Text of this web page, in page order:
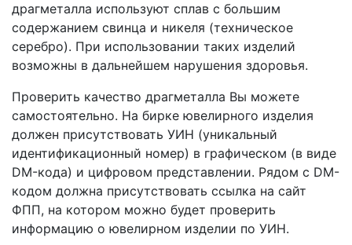
драгметалла используют сплав с большим
содержанием свинца и никеля (техническое
серебро). При использовании таких изделий
возможны в дальнейшем нарушения здоровья.
Проверить качество драгметалла Вы можете
самостоятельно. На бирке ювелирного изделия
должен присутствовать УИН (уникальный
идентификационный номер) в графическом (в виде
DM-кода) и цифровом представлении. Рядом с DM-
кодом должна присутствовать ссылка на сайт
ФПП, на котором можно будет проверить
информацию о ювелирном изделии по УИН.